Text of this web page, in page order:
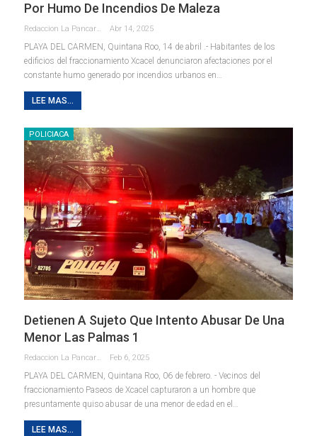
Por Humo De Incendios De Maleza
Redaccion La Pancarta De Quintana Roo Abr 14, 2025
PLAYA DEL CARMEN, Quintana Roo, 14 de abril .- Habitantes de los
edificios del fraccionamiento Xcacel denunciaron afectaciones por el
constante humo generado por incendios urbanos en…
LEE MAS...
POLICIACA
Detienen A Sujeto Que Intento Abusar De Una
Menor Las Palmas 1
Redaccion La Pancarta De Quintana Roo Feb 6, 2025
PLAYA DEL CARMEN, Quintana Roo, 06 de febrero. - Vecinos del
fraccionamiento Paseos de Xcacel capturaron a un hombre que
presuntamente quiso abusar de una menor de edad en el …
LEE MAS...